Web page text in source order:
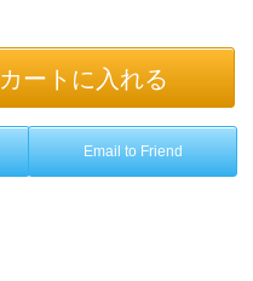
カートに入れる
Email to Friend